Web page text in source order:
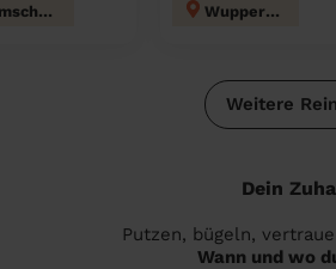
Remscheid Wuppertal
Weitere
Dein
Putzen, bügeln,
Wann und wo